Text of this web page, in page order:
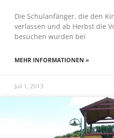
Die Schulanfänger, die den
verlassen und ab Herbst die
besuchen wurden bei
MEHR INFORMATIONEN »
Juli 1, 2013